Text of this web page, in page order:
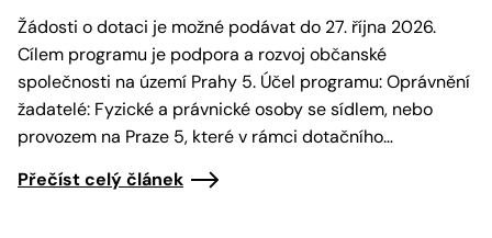
Žádosti o dotaci je možné podávat do 27. října 2026.
Cílem programu je podpora a rozvoj občanské
společnosti na území Prahy 5. Účel programu: Oprávnění
žadatelé: Fyzické a právnické osoby se sídlem, nebo
provozem na Praze 5, které v rámci dotačního…
Přečíst celý článek